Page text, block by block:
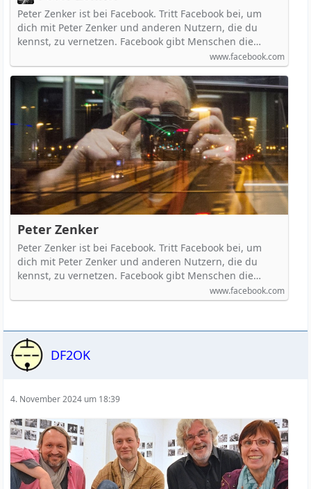
Peter Zenker ist bei Facebook. Tritt Facebook bei, um
dich mit Peter Zenker und anderen Nutzern, die du
kennst, zu vernetzen. Facebook gibt Menschen die…
www.facebook.com
Peter Zenker
Peter Zenker ist bei Facebook. Tritt Facebook bei, um
dich mit Peter Zenker und anderen Nutzern, die du
kennst, zu vernetzen. Facebook gibt Menschen die…
www.facebook.com
DF2OK
4. November 2024 um 18:39